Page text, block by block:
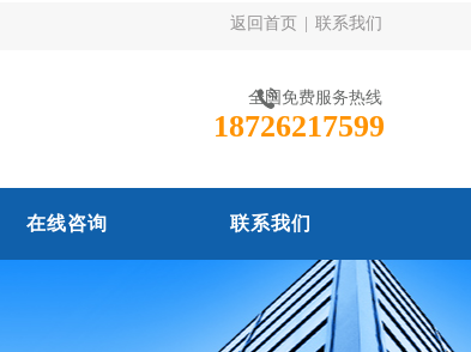
返回首页 联系我们
全国免费服务热线
18726217599
在线咨询 联系我们